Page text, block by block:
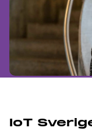
IoT